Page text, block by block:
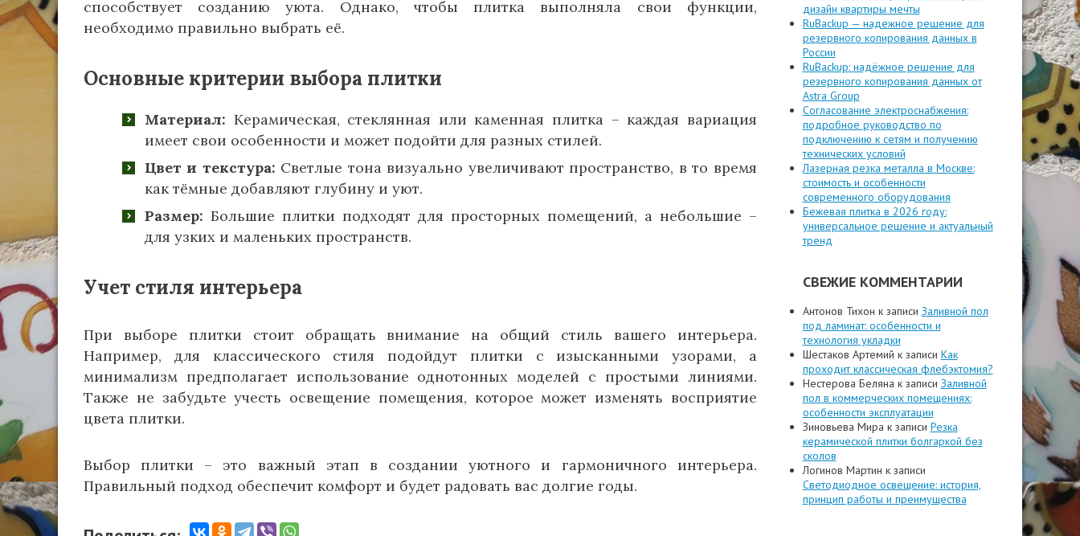
способствует созданию уюта. Однако, чтобы плитка выполняла свои функции,
необходимо правильно выбрать её.
Основные критерии выбора плитки
Материал: Керамическая, стеклянная или каменная плитка – каждая вариация
имеет свои особенности и может подойти для разных стилей.
Цвет и текстура: Светлые тона визуально увеличивают пространство, в то время
как тёмные добавляют глубину и уют.
Размер: Большие плитки подходят для просторных помещений, а небольшие –
для узких и маленьких пространств.
Учет стиля интерьера
При выборе плитки стоит обращать внимание на общий стиль вашего интерьера.
Например, для классического стиля подойдут плитки с изысканными узорами, а
минимализм предполагает использование однотонных моделей с простыми линиями.
Также не забудьте учесть освещение помещения, которое может изменять восприятие
цвета плитки.
Выбор плитки – это важный этап в создании уютного и гармоничного интерьера.
Правильный подход обеспечит комфорт и будет радовать вас долгие годы.
дизайн квартиры мечты
RuBackup — надежное решение для
резервного копирования данных в
России
RuBackup: надёжное решение для
резервного копирования данных от
Astra Group
Согласование электроснабжения:
подробное руководство по
подключению к сетям и получению
технических условий
Лазерная резка металла в Москве:
стоимость и особенности
современного оборудования
Бежевая плитка в 2026 году:
универсальное решение и актуальный
тренд
СВЕЖИЕ КОММЕНТАРИИ
Антонов Тихон к записи Заливной пол
под ламинат: особенности и
технология укладки
Шестаков Артемий к записи Как
проходит классическая флебэктомия?
Нестерова Беляна к записи Заливной
пол в коммерческих помещениях:
особенности эксплуатации
Зиновьева Мира к записи Резка
керамической плитки болгаркой без
сколов
Логинов Мартин к записи
Светодиодное освещение: история,
принцип работы и преимущества